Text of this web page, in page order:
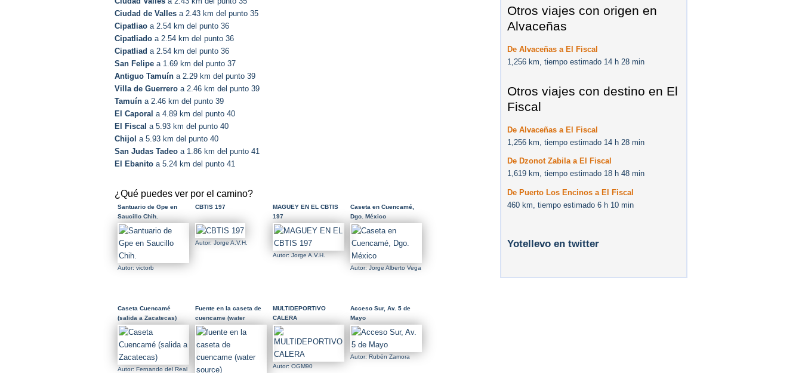
Ciudad de Valles a 2.43 km del punto 35
Cipatliao a 2.54 km del punto 36
Cipatliado a 2.54 km del punto 36
Cipatliad a 2.54 km del punto 36
San Felipe a 1.69 km del punto 37
Antiguo Tamuín a 2.29 km del punto 39
Villa de Guerrero a 2.46 km del punto 39
Tamuín a 2.46 km del punto 39
El Caporal a 4.89 km del punto 40
El Fiscal a 5.93 km del punto 40
Chijol a 5.93 km del punto 40
San Judas Tadeo a 1.86 km del punto 41
El Ebanito a 5.24 km del punto 41
¿Qué puedes ver por el camino?
Santuario de Gpe en
Saucillo Chih.
Autor: victorb
CBTIS 197
Autor: Jorge A.V.H.
MAGUEY EN EL CBTIS
197
Autor: Jorge A.V.H.
Caseta en Cuencamé,
Dgo. México
Autor: Jorge Alberto Vega
Caseta Cuencamé
(salida a Zacatecas)
Autor: Fernando del Real
Fuente en la caseta de
cuencame (water
source)
MULTIDEPORTIVO
CALERA
Autor: OGM90
Acceso Sur, Av. 5 de
Mayo
Autor: Rubén Zamora
Otros viajes con origen en
Alvaceñas
De Alvaceñas a El Fiscal
1,256 km, tiempo estimado 14 h 28 min
Otros viajes con destino en El
Fiscal
De Alvaceñas a El Fiscal
1,256 km, tiempo estimado 14 h 28 min
De Dzonot Zabila a El Fiscal
1,619 km, tiempo estimado 18 h 48 min
De Puerto Los Encinos a El Fiscal
460 km, tiempo estimado 6 h 10 min
Yotellevo en twitter